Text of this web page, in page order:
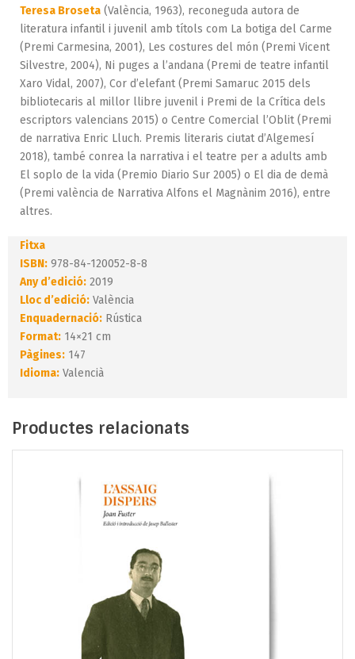
Teresa Broseta (València, 1963), reconeguda autora de
literatura infantil i juvenil amb títols com La botiga del Carme
(Premi Carmesina, 2001), Les costures del món (Premi Vicent
Silvestre, 2004), Ni puges a l’andana (Premi de teatre infantil
Xaro Vidal, 2007), Cor d’elefant (Premi Samaruc 2015 dels
bibliotecaris al millor llibre juvenil i Premi de la Crítica dels
escriptors valencians 2015) o Centre Comercial l’Oblit (Premi
de narrativa Enric Lluch. Premis literaris ciutat d’Algemesí
2018), també conrea la narrativa i el teatre per a adults amb
El soplo de la vida (Premio Diario Sur 2005) o El dia de demà
(Premi valència de Narrativa Alfons el Magnànim 2016), entre
altres.
Fitxa
ISBN: 978-84-120052-8-8
Any d’edició: 2019
Lloc d’edició: València
Enquadernació: Rústica
Format: 14×21 cm
Pàgines: 147
Idioma: Valencià
Productes relacionats